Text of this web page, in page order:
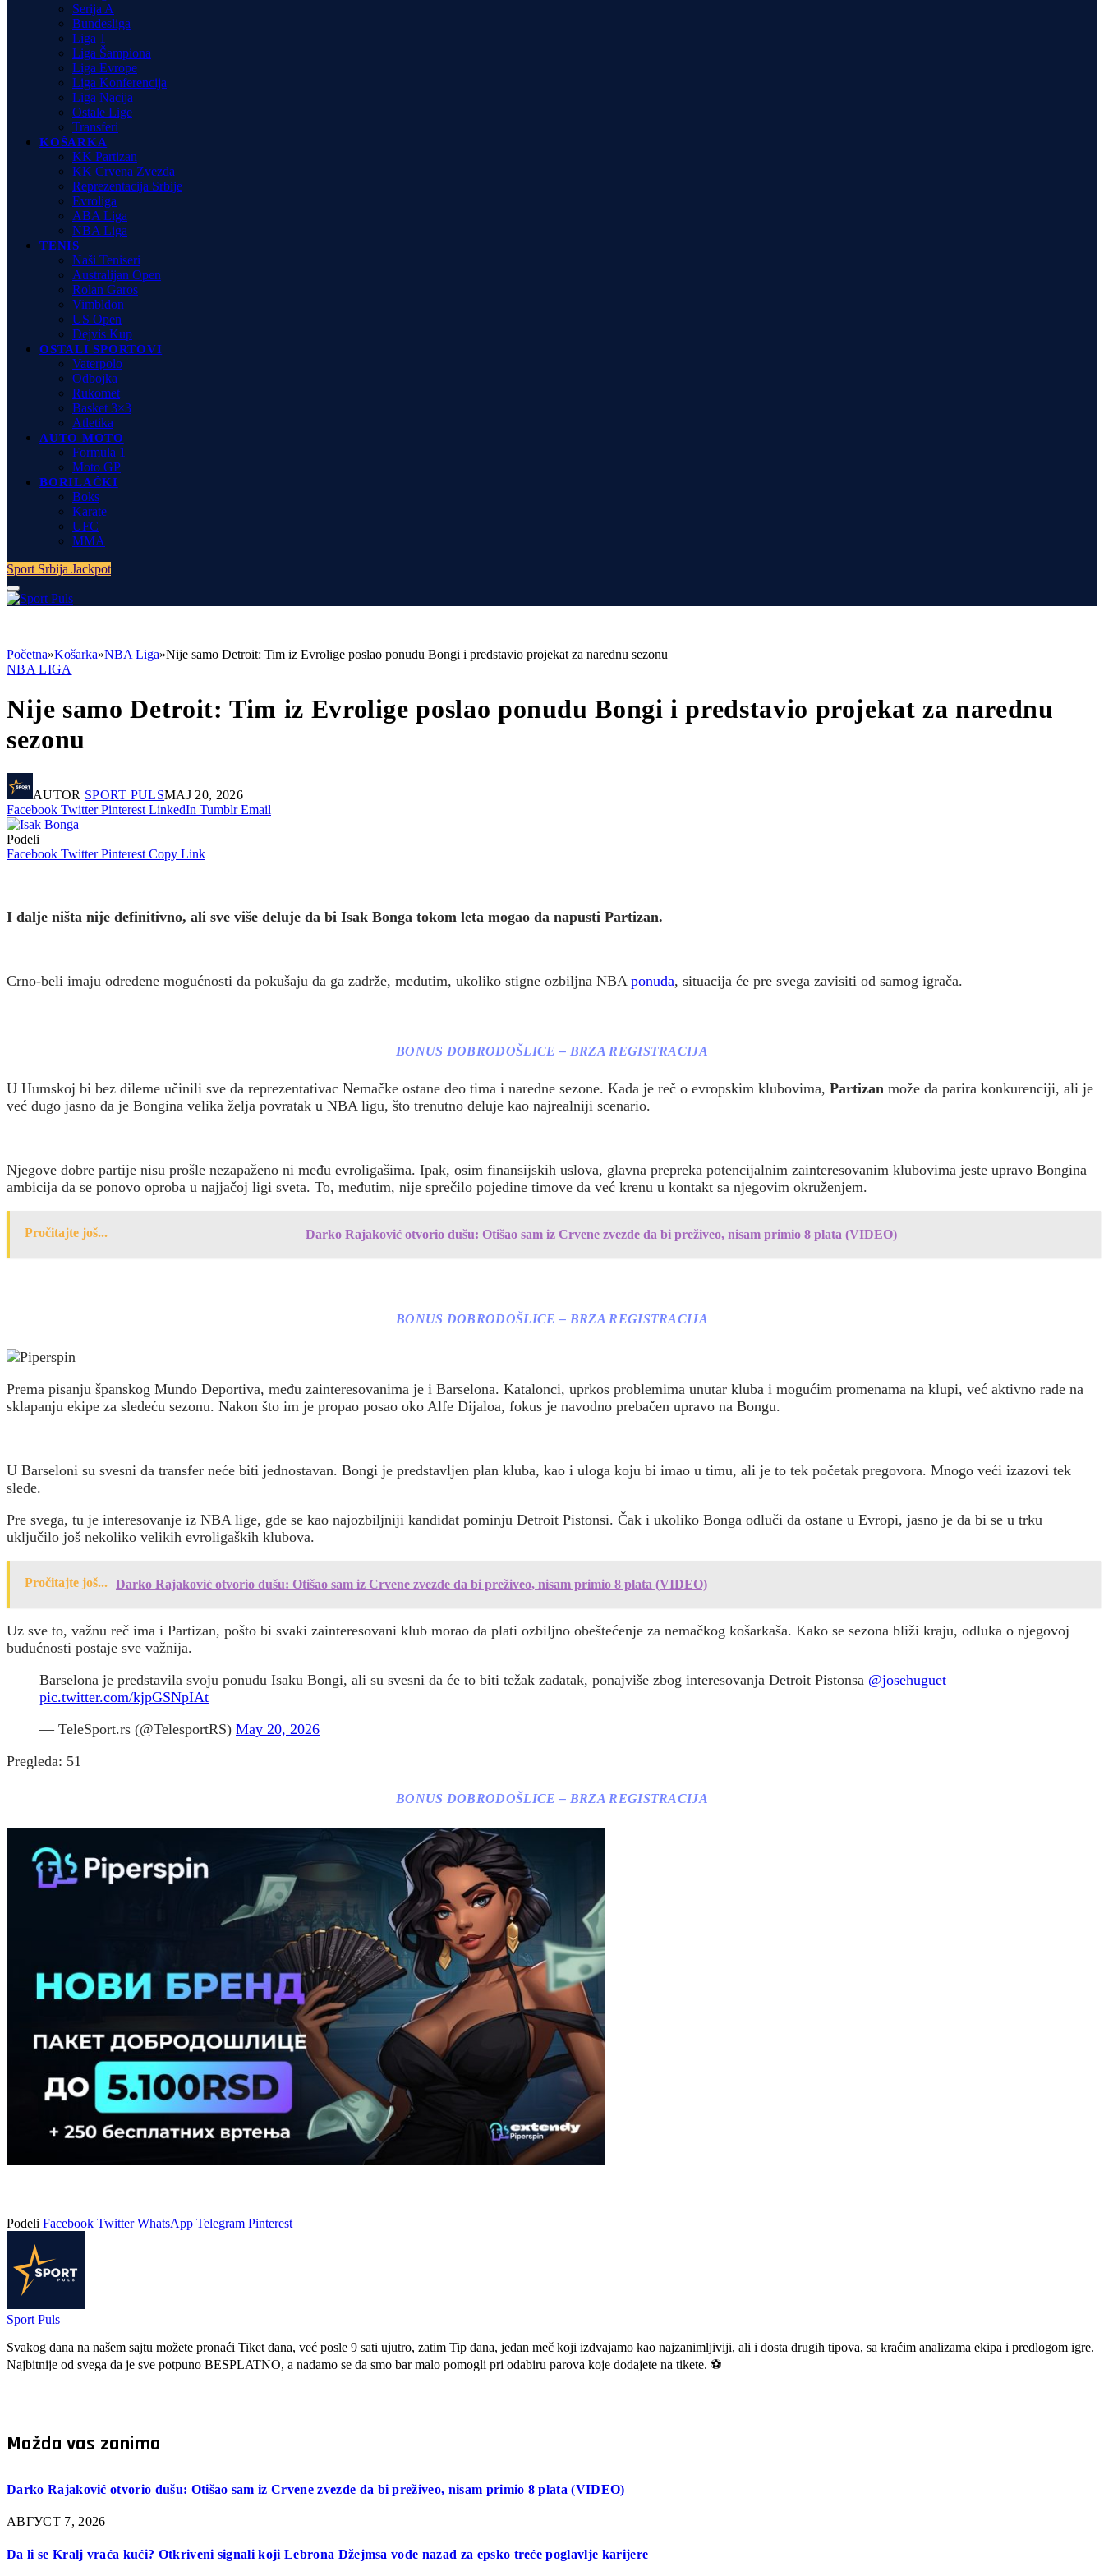
Serija A
Bundesliga
Liga 1
Liga Šampiona
Liga Evrope
Liga Konferencija
Liga Nacija
Ostale Lige
Transferi
KOŠARKA
KK Partizan
KK Crvena Zvezda
Reprezentacija Srbije
Evroliga
ABA Liga
NBA Liga
TENIS
Naši Teniseri
Australijan Open
Rolan Garos
Vimbldon
US Open
Dejvis Kup
OSTALI SPORTOVI
Vaterpolo
Odbojka
Rukomet
Basket 3×3
Atletika
AUTO MOTO
Formula 1
Moto GP
BORILAČKI
Boks
Karate
UFC
MMA
Sport Srbija Jackpot
Početna»Košarka»NBA Liga»Nije samo Detroit: Tim iz Evrolige poslao ponudu Bongi i predstavio projekat za narednu sezonu
NBA LIGA
Nije samo Detroit: Tim iz Evrolige poslao ponudu Bongi i predstavio projekat za narednu
sezonu
AUTOR SPORT PULSМАЈ 20, 2026
Facebook Twitter Pinterest LinkedIn Tumblr Email
Podeli
Facebook Twitter Pinterest Copy Link
I dalje ništa nije definitivno, ali sve više deluje da bi Isak Bonga tokom leta mogao da napusti Partizan.
Crno-beli imaju određene mogućnosti da pokušaju da ga zadrže, međutim, ukoliko stigne ozbiljna NBA ponuda, situacija će pre svega zavisiti od samog igrača.
BONUS DOBRODOŠLICE – BRZA REGISTRACIJA
U Humskoj bi bez dileme učinili sve da reprezentativac Nemačke ostane deo tima i naredne sezone. Kada je reč o evropskim klubovima, Partizan može da parira konkurenciji, ali je
već dugo jasno da je Bongina velika želja povratak u NBA ligu, što trenutno deluje kao najrealniji scenario.
Njegove dobre partije nisu prošle nezapaženo ni među evroligašima. Ipak, osim finansijskih uslova, glavna prepreka potencijalnim zainteresovanim klubovima jeste upravo Bongina
ambicija da se ponovo oproba u najjačoj ligi sveta. To, međutim, nije sprečilo pojedine timove da već krenu u kontakt sa njegovim okruženjem.
Pročitajte još... Darko Rajaković otvorio dušu: Otišao sam iz Crvene zvezde da bi preživeo, nisam primio 8 plata (VIDEO)
BONUS DOBRODOŠLICE – BRZA REGISTRACIJA
Prema pisanju španskog Mundo Deportiva, među zainteresovanima je i Barselona. Katalonci, uprkos problemima unutar kluba i mogućim promenama na klupi, već aktivno rade na
sklapanju ekipe za sledeću sezonu. Nakon što im je propao posao oko Alfe Dijaloa, fokus je navodno prebačen upravo na Bongu.
U Barseloni su svesni da transfer neće biti jednostavan. Bongi je predstavljen plan kluba, kao i uloga koju bi imao u timu, ali je to tek početak pregovora. Mnogo veći izazovi tek
slede.
Pre svega, tu je interesovanje iz NBA lige, gde se kao najozbiljniji kandidat pominju Detroit Pistonsi. Čak i ukoliko Bonga odluči da ostane u Evropi, jasno je da bi se u trku
uključilo još nekoliko velikih evroligaških klubova.
Pročitajte još... Darko Rajaković otvorio dušu: Otišao sam iz Crvene zvezde da bi preživeo, nisam primio 8 plata (VIDEO)
Uz sve to, važnu reč ima i Partizan, pošto bi svaki zainteresovani klub morao da plati ozbiljno obeštećenje za nemačkog košarkaša. Kako se sezona bliži kraju, odluka o njegovoj
budućnosti postaje sve važnija.
Barselona je predstavila svoju ponudu Isaku Bongi, ali su svesni da će to biti težak zadatak, ponajviše zbog interesovanja Detroit Pistonsa @josehuguet
pic.twitter.com/kjpGSNpIAt
— TeleSport.rs (@TelesportRS) May 20, 2026
Pregleda: 51
BONUS DOBRODOŠLICE – BRZA REGISTRACIJA
Podeli Facebook Twitter WhatsApp Telegram Pinterest
Sport Puls
Svakog dana na našem sajtu možete pronaći Tiket dana, već posle 9 sati ujutro, zatim Tip dana, jedan meč koji izdvajamo kao najzanimljiviji, ali i dosta drugih tipova, sa kraćim analizama ekipa i predlogom igre.
Najbitnije od svega da je sve potpuno BESPLATNO, a nadamo se da smo bar malo pomogli pri odabiru parova koje dodajete na tikete. ⚽
Možda vas zanima
Darko Rajaković otvorio dušu: Otišao sam iz Crvene zvezde da bi preživeo, nisam primio 8 plata (VIDEO)
АВГУСТ 7, 2026
Da li se Kralj vraća kući? Otkriveni signali koji Lebrona Džejmsa vode nazad za epsko treće poglavlje karijere